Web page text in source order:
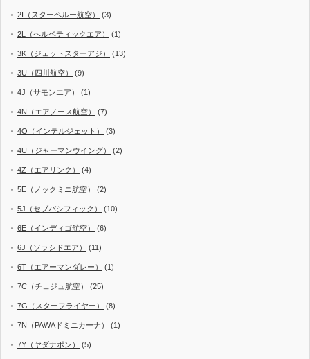
2I（スターペルー航空） (3)
2L（ヘルベティックエア） (1)
3K（ジェットスターアジ） (13)
3U（四川航空） (9)
4J（サモンエア） (1)
4N（エアノース航空） (7)
4O（インテルジェット） (3)
4U（ジャーマンウイング） (2)
4Z（エアリンク） (4)
5E（ノックミニ航空） (2)
5J（セブパシフィック） (10)
6E（インディゴ航空） (6)
6J（ソラシドエア） (11)
6T（エアーマンダレー） (1)
7C（チェジュ航空） (25)
7G（スターフライヤー） (8)
7N（PAWAドミニカーナ） (1)
7Y（ヤダナポン） (5)